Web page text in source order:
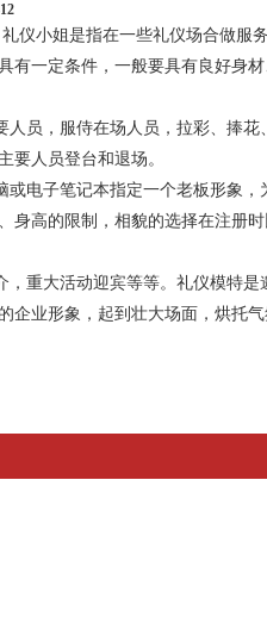
礼仪小姐 是指在一些礼仪场合做服
有一定条件，一般要具有良好身
员，服侍在场人员，拉彩、捧花
要人员登台和退场。
电子笔记本指定一个老板形象，
身高的限制，相貌的选择在注册
重大活动迎宾等等。礼仪模特是
业形象，起到壮大场面，烘托气